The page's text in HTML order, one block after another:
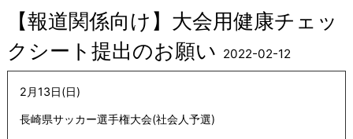
【報道関係向け】大会用健康チェッ
クシート提出のお願い 2022-02-12
2月13日(日)
長崎県サッカー選手権大会(社会人予選)